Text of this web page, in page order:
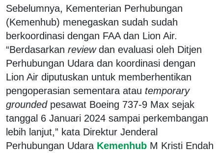
Sebelumnya, Kementerian Perhubungan
(Kemenhub) menegaskan sudah sudah
berkoordinasi dengan FAA dan Lion Air.
“Berdasarkan reviewdan evaluasi oleh Ditjen
Perhubungan Udara dan koordinasi dengan
Lion Air diputuskan untuk memberhentikan
pengoperasian sementara atau temporary
groundedpesawat Boeing 737-9 Max sejak
tanggal 6 Januari 2024 sampai perkembangan
lebih lanjut,” kata Direktur Jenderal
Perhubungan Udara Kemenhub M Kristi Endah